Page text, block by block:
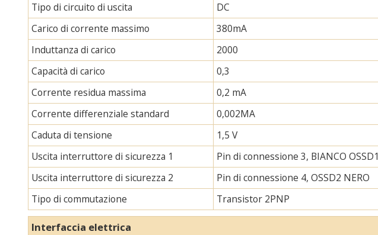
Tipo di circuito di uscita
DC
Carico di corrente massimo
380mA
Induttanza di carico
2000
Capacità di carico
0,3
Corrente residua massima
0,2 mA
Corrente differenziale standard
0,002MA
Caduta di tensione
1,5 V
Uscita interruttore di sicurezza 1
Pin di connessione 3, BIANCO OSSD1
Uscita interruttore di sicurezza 2
Pin di connessione 4, OSSD2 NERO
Tipo di commutazione
Transistor 2PNP
Interfaccia elettrica